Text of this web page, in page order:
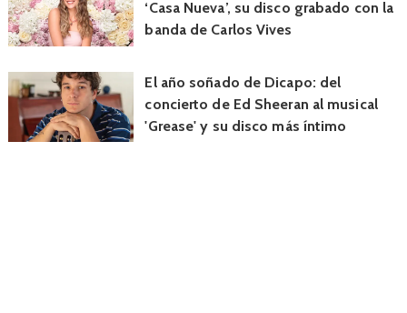
‘Casa Nueva’, su disco grabado con la
banda de Carlos Vives
El año soñado de Dicapo: del
concierto de Ed Sheeran al musical
'Grease' y su disco más íntimo